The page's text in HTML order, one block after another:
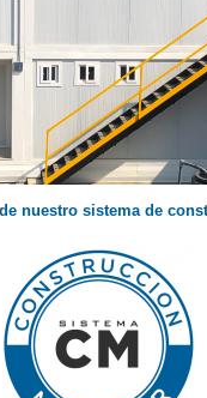
nuestro sistema de